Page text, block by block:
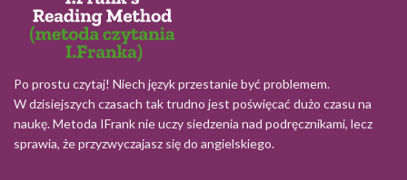
Po prostu czytaj! Niech język przestanie być problemem.
W dzisiejszych czasach tak trudno jest poświęcać dużo czasu na
naukę. Metoda IFrank nie uczy siedzenia nad podręcznikami, lecz
sprawia, że przyzwyczajasz się do angielskiego.